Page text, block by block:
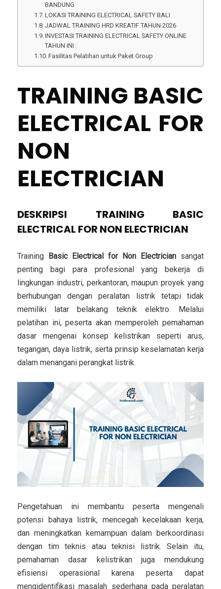
BANDUNG
LOKASI TRAINING ELECTRICAL SAFETY BALI
JADWAL TRAINING HRD KREATIF TAHUN 2026
INVESTASI TRAINING ELECTRICAL SAFETY ONLINE
TAHUN INI :
Fasilitas Pelatihan untuk Paket Group
TRAINING BASIC
ELECTRICAL FOR
NON
ELECTRICIAN
DESKRIPSI TRAINING BASIC
ELECTRICAL FOR NON ELECTRICIAN
Training Basic Electrical for Non Electrician sangat
penting bagi para profesional yang bekerja di
lingkungan industri, perkantoran, maupun proyek yang
berhubungan dengan peralatan listrik tetapi tidak
memiliki latar belakang teknik elektro. Melalui
pelatihan ini, peserta akan memperoleh pemahaman
dasar mengenai konsep kelistrikan seperti arus,
tegangan, daya listrik, serta prinsip keselamatan kerja
dalam menangani perangkat listrik.
Pengetahuan ini membantu peserta mengenali
potensi bahaya listrik, mencegah kecelakaan kerja,
dan meningkatkan kemampuan dalam berkoordinasi
dengan tim teknis atau teknisi listrik. Selain itu,
pemahaman dasar kelistrikan juga mendukung
efisiensi operasional karena peserta dapat
mengidentifikasi masalah sederhana pada peralatan